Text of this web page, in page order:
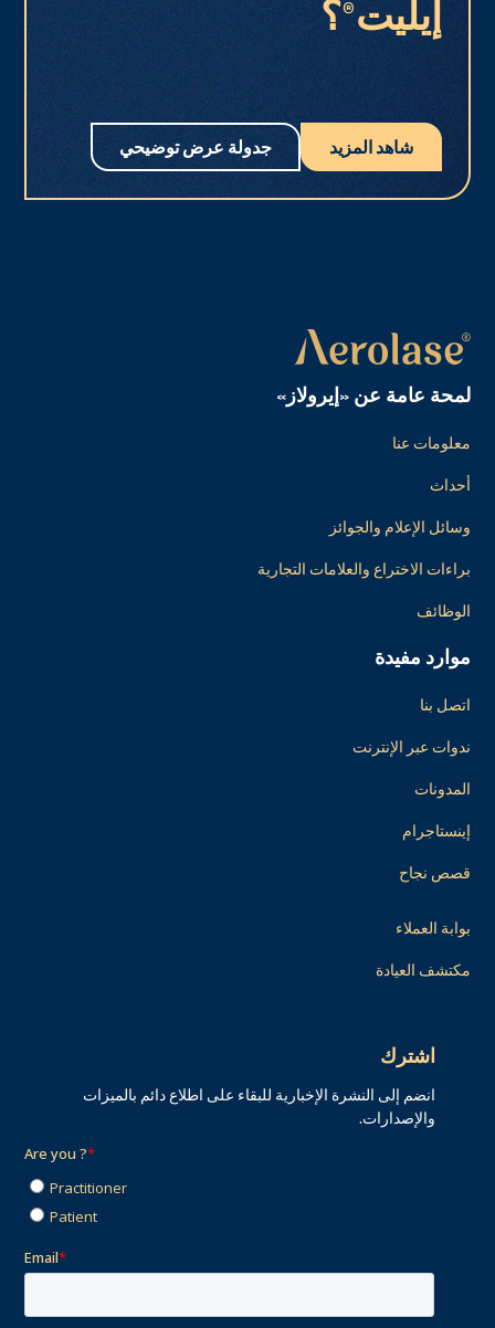
إيليت®؟
شاهد المزيد جدولة عرض توضيحي
لمحة عامة عن «إيرولاز»
معلومات عنا
أحداث
وسائل الإعلام والجوائز
براءات الاختراع والعلامات التجارية
الوظائف
موارد مفيدة
اتصل بنا
ندوات عبر الإنترنت
المدونات
إينستاجرام
قصص نجاح
بوابة العملاء
مكتشف العيادة
اشترك
انضم إلى النشرة الإخبارية للبقاء على اطلاع دائم بالميزات
والإصدارات.